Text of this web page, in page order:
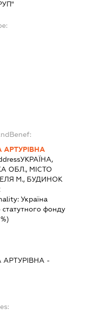
УКРАЇНА,
ОБЛ., МІСТО
М., БУДИНОК
Україна
статутного фонду
-